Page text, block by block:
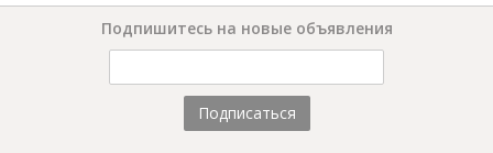
Подпишитесь на новые объявления
Подписаться